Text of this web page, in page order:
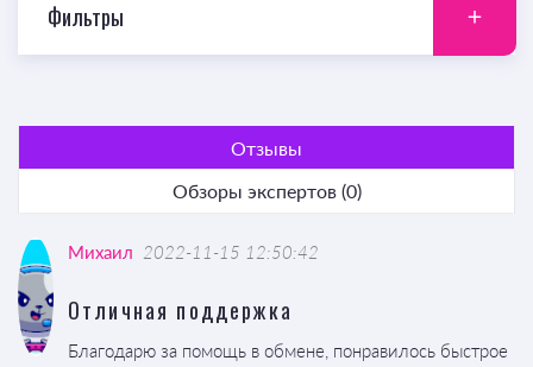
Фильтры
Отзывы
Обзоры экспертов (0)
Михаил 2022-11-15 12:50:42
Отличная поддержка
Благодарю за помощь в обмене, понравилось быстрое